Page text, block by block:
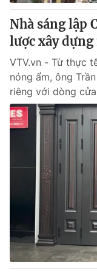
Nhà sáng lập
lược xây
VTV.vn - Từ thực
nóng ẩm, ông
riêng với dòng